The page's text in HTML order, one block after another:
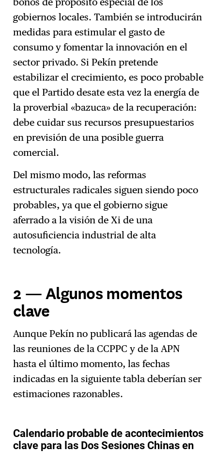
gobiernos locales. También se introducirán
medidas para estimular el gasto de
consumo y fomentar la innovación en el
sector privado. Si Pekín pretende
estabilizar el crecimiento, es poco probable
que el Partido desate esta vez la energía de
la proverbial «bazuca» de la recuperación:
debe cuidar sus recursos presupuestarios
en previsión de una posible guerra
comercial.
Del mismo modo, las reformas
estructurales radicales siguen siendo poco
probables, ya que el gobierno sigue
aferrado a la visión de Xi de una
autosuficiencia industrial de alta
tecnología.
2 — Algunos momentos
clave
Aunque Pekín no publicará las agendas de
las reuniones de la CCPPC y de la APN
hasta el último momento, las fechas
indicadas en la siguiente tabla deberían ser
estimaciones razonables.